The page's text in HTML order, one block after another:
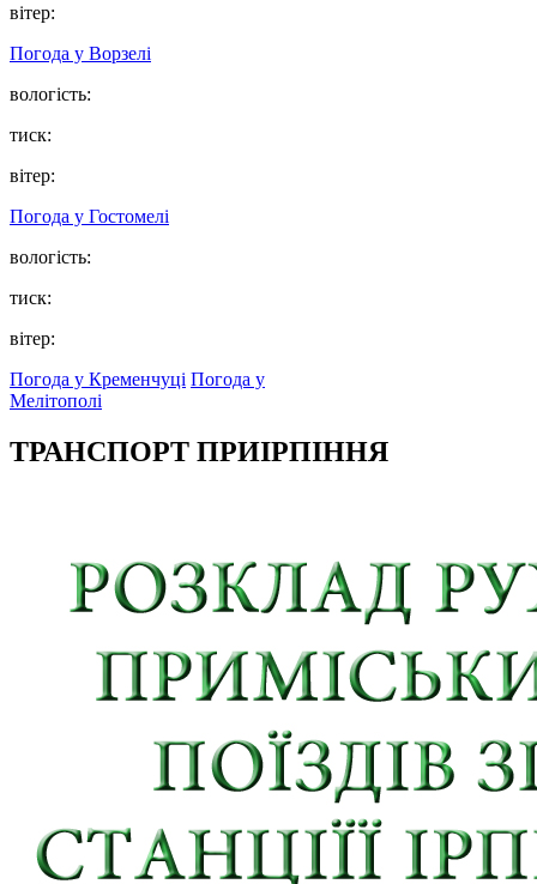
вітер:
Погода у Ворзелі
вологість:
тиск:
вітер:
Погода у Гостомелі
вологість:
тиск:
вітер:
Погода у Кременчуці Погода у
Мелітополі
ТРАНСПОРТ ПРИІРПІННЯ